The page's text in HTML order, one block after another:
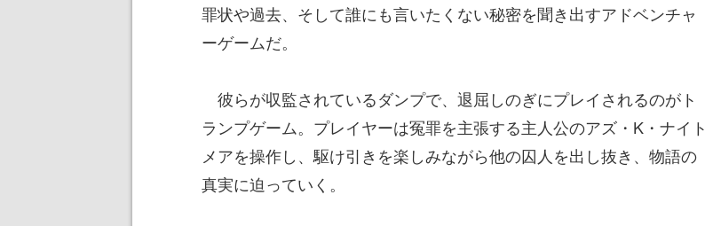
罪状や過去、そして誰にも言いたくない秘密を聞き出すアドベンチャ
ーゲームだ。
彼らが収監されているダンプで、退屈しのぎにプレイされるのがト
ランプゲーム。プレイヤーは冤罪を主張する主人公のアズ・K・ナイト
メアを操作し、駆け引きを楽しみながら他の囚人を出し抜き、物語の
真実に迫っていく。